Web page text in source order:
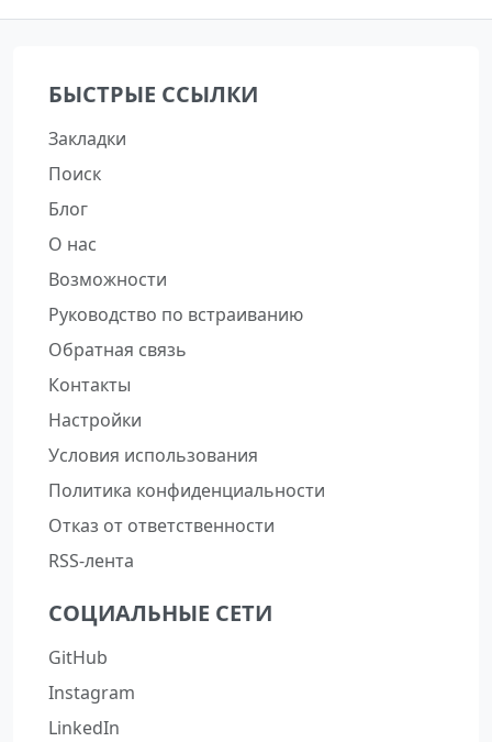
БЫСТРЫЕ ССЫЛКИ
Закладки
Поиск
Блог
О нас
Возможности
Руководство по встраиванию
Обратная связь
Контакты
Настройки
Условия использования
Политика конфиденциальности
Отказ от ответственности
RSS-лента
СОЦИАЛЬНЫЕ СЕТИ
GitHub
Instagram
LinkedIn